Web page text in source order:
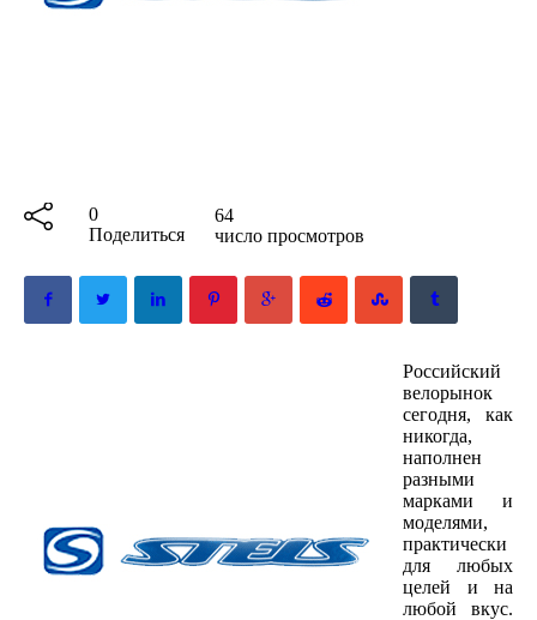
0
Поделиться
64
число просмотров
Российский
велорынок
сегодня, как
никогда,
наполнен
разными
марками и
моделями,
практически
для любых
целей и на
любой вкус.